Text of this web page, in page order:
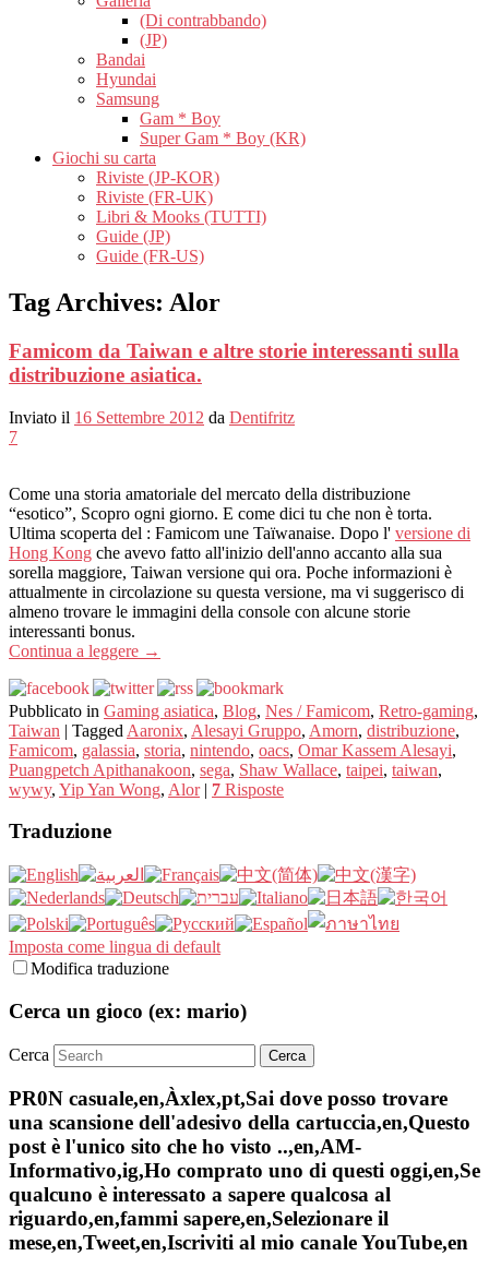
(Di contrabbando)
(JP)
Bandai
Hyundai
Samsung
Gam * Boy
Super Gam * Boy (KR)
Giochi su carta
Riviste (JP-KOR)
Riviste (FR-UK)
Libri & Mooks (TUTTI)
Guide (JP)
Guide (FR-US)
Tag Archives: Alor
Famicom da Taiwan e altre storie interessanti sulla
distribuzione asiatica.
Inviato il 16 Settembre 2012 da Dentifritz
7
Come una storia amatoriale del mercato della distribuzione
“esotico”, Scopro ogni giorno. E come dici tu che non è torta.
Ultima scoperta del : Famicom une Taïwanaise. Dopo l' versione di
Hong Kong che avevo fatto all'inizio dell'anno accanto alla sua
sorella maggiore, Taiwan versione qui ora. Poche informazioni è
attualmente in circolazione su questa versione, ma vi suggerisco di
almeno trovare le immagini della console con alcune storie
interessanti bonus.
Continua a leggere →
Pubblicato in Gaming asiatica, Blog, Nes / Famicom, Retro-gaming,
Taiwan | Tagged Aaronix, Alesayi Gruppo, Amorn, distribuzione,
Famicom, galassia, storia, nintendo, oacs, Omar Kassem Alesayi,
Puangpetch Apithanakoon, sega, Shaw Wallace, taipei, taiwan,
wywy, Yip Yan Wong, Alor | 7 Risposte
Traduzione
Imposta come lingua di default
Modifica traduzione
Cerca un gioco (ex: mario)
Cerca
PR0N casuale,en,Àxlex,pt,Sai dove posso trovare
una scansione dell'adesivo della cartuccia,en,Questo
post è l'unico sito che ho visto ..,en,AM-
Informativo,ig,Ho comprato uno di questi oggi,en,Se
qualcuno è interessato a sapere qualcosa al
riguardo,en,fammi sapere,en,Selezionare il
mese,en,Tweet,en,Iscriviti al mio canale YouTube,en